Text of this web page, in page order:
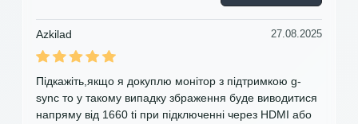
Azkilad 27.08.2025
Підкажіть,якщо я докуплю монітор з підтримкою g-
sync то у такому випадку збраження буде виводитися
напряму від 1660 tі при підключенні через HDMI або